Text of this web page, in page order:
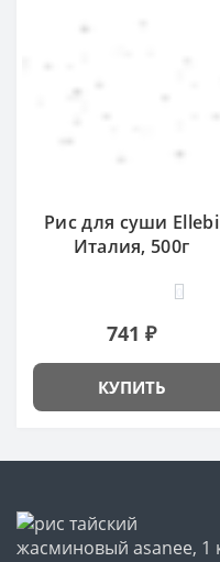
Рис для суши Ellebi
Италия, 500г
741 ₽
КУПИТЬ